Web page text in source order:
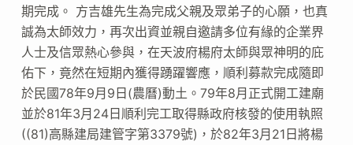
期完成。 方吉雄先生為完成父親及眾弟子的心願，也真
誠為太師效力，再次出資並親自邀請多位有緣的企業界
人士及信眾熱心參與，在天波府楊府太師與眾神明的庇
佑下，竟然在短期內獲得踴躍響應，順利募款完成隨即
於民國78年9月9日(農曆)動土。79年8月正式開工建廟
並於81年3月24日順利完工取得縣政府核發的使用執照
((81)高縣建局建管字第3379號)，於82年3月21日將楊